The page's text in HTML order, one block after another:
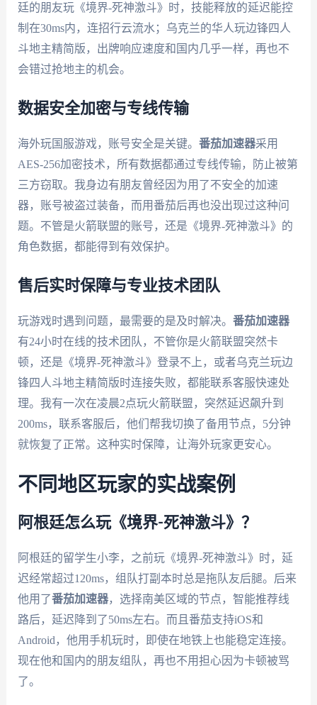
廷的朋友玩《境界-死神激斗》时，技能释放的延迟能控
制在30ms内，连招行云流水；乌克兰的华人玩边锋四人
斗地主精简版，出牌响应速度和国内几乎一样，再也不
会错过抢地主的机会。
数据安全加密与专线传输
海外玩国服游戏，账号安全是关键。 番茄加速器采用
AES-256加密技术，所有数据都通过专线传输，防止被第
三方窃取。我身边有朋友曾经因为用了不安全的加速
器，账号被盗过装备，而用番茄后再也没出现过这种问
题。不管是火箭联盟的账号，还是《境界-死神激斗》的
角色数据，都能得到有效保护。
售后实时保障与专业技术团队
玩游戏时遇到问题，最需要的是及时解决。 番茄加速器
有24小时在线的技术团队，不管你是火箭联盟突然卡
顿，还是《境界-死神激斗》登录不上，或者乌克兰玩边
锋四人斗地主精简版时连接失败，都能联系客服快速处
理。我有一次在凌晨2点玩火箭联盟，突然延迟飙升到
200ms，联系客服后，他们帮我切换了备用节点，5分钟
就恢复了正常。这种实时保障，让海外玩家更安心。
不同地区玩家的实战案例
阿根廷怎么玩《境界-死神激斗》？
阿根廷的留学生小李，之前玩《境界-死神激斗》时，延
迟经常超过120ms，组队打副本时总是拖队友后腿。后来
他用了番茄加速器，选择南美区域的节点，智能推荐线
路后，延迟降到了50ms左右。而且番茄支持iOS和
Android，他用手机玩时，即使在地铁上也能稳定连接。
现在他和国内的朋友组队，再也不用担心因为卡顿被骂
了。